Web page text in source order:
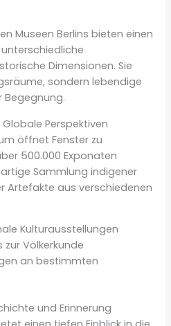
Museen Berlins bieten einen
Dimensionen. Sie
sondern lebendige
Begegnung.
Perspektiven
öffnet Fenster zu
500.000 Exponaten
Sammlung indigener
Artefakte aus verschiedenen
Kulturausstellungen
zur Völkerkunde
an bestimmten
und Erinnerung